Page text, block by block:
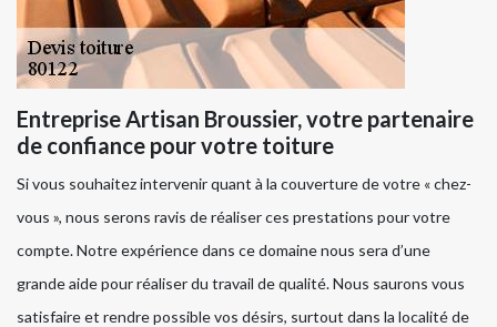
Entreprise Artisan Broussier, votre partenaire
de confiance pour votre toiture
Si vous souhaitez intervenir quant à la couverture de votre « chez-
vous », nous serons ravis de réaliser ces prestations pour votre
compte. Notre expérience dans ce domaine nous sera d’une
grande aide pour réaliser du travail de qualité. Nous saurons vous
satisfaire et rendre possible vos désirs, surtout dans la localité de